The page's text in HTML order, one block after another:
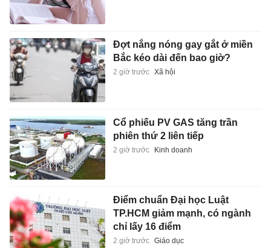
Đợt nắng nóng gay gắt ở miền
Bắc kéo dài đến bao giờ?
2 giờ trước Xã hội
Cổ phiếu PV GAS tăng trần
phiên thứ 2 liên tiếp
2 giờ trước Kinh doanh
Điểm chuẩn Đại học Luật
TP.HCM giảm mạnh, có ngành
chỉ lấy 16 điểm
2 giờ trước Giáo dục